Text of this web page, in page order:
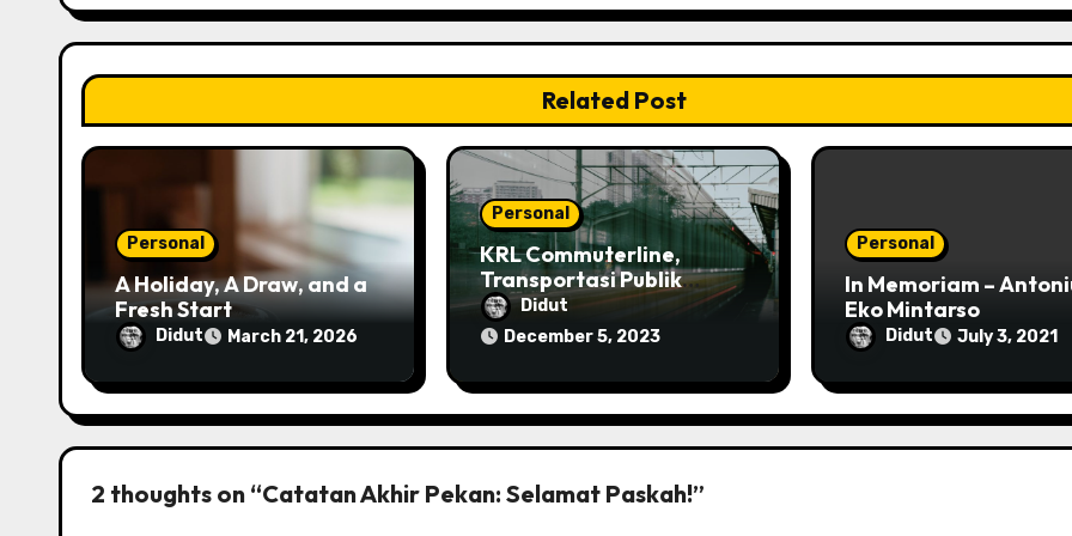
g
a
t
i
Related Post
Personal
A Holiday, A Draw, and a
Fresh Start
Didut March 21, 2026
Personal
KRL Commuterline,
Transportasi Publik
Paling Murah!
Didut
December 5, 2023
Personal
In Memoriam –
Eko Mintarso
Didut July 3, 2021
2 thoughts on “Catatan Akhir Pekan: Selamat Paskah!”